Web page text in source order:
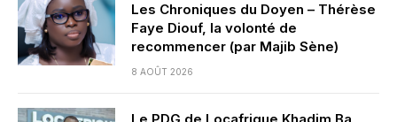
Les Chroniques du Doyen – Thérèse
Faye Diouf, la volonté de
recommencer (par Majib Sène)
8 AOÛT 2026